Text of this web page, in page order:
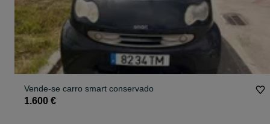
Vende-se carro smart conservado
1.600 €